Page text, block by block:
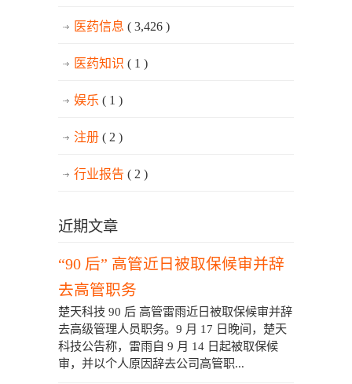
医药信息 ( 3,426 )
医药知识 ( 1 )
娱乐 ( 1 )
注册 ( 2 )
行业报告 ( 2 )
近期文章
“90 后” 高管近日被取保候审并辞
去高管职务
楚天科技 90 后 高管雷雨近日被取保候审并辞
去高级管理人员职务。9 月 17 日晚间，楚天
科技公告称，雷雨自 9 月 14 日起被取保候
审，并以个人原因辞去公司高管职...